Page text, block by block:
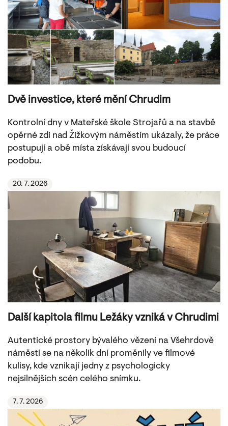
Dvě investice, které mění Chrudim
Kontrolní dny v Mateřské škole Strojařů a na stavbě
opěrné zdi nad Žižkovým náměstím ukázaly, že práce
postupují a obě místa získávají svou budoucí
podobu.
20. 7. 2026
Další kapitola filmu Ležáky vzniká v Chrudimi
Autentické prostory bývalého vězení na Všehrdově
náměstí se na několik dní proměnily ve filmové
kulisy, kde vznikají jedny z psychologicky
nejsilnějších scén celého snímku.
7. 7. 2026